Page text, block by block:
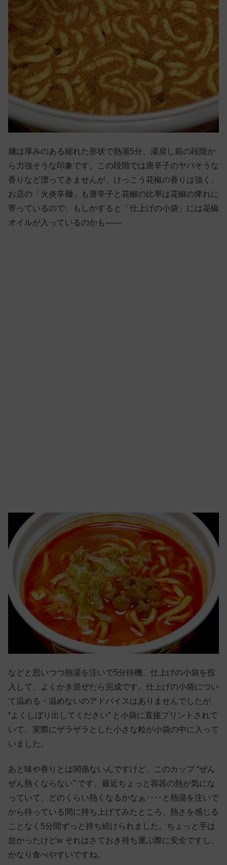
麺は厚みのある縮れた形状で熱湯5分、湯戻し前の段階か
ら力強そうな印象です。この段階では唐辛子のヤバそうな
香りなど漂ってきませんが、けっこう花椒の香りは強く、
お店の「火炎辛麺」も唐辛子と花椒の比率は花椒の痺れに
寄っているので、もしかすると「仕上げの小袋」には花椒
オイルが入っているのかも——
などと思いつつ熱湯を注いで5分待機、仕上げの小袋を投
入して、よくかき混ぜたら完成です。仕上げの小袋につい
て温める・温めないのアドバイスはありませんでしたが、
“よくしぼり出してください” と小袋に直接プリントされて
いて、実際にザラザラとした小さな粒が小袋の中に入って
いました。
あと味や香りとは関係ないんですけど、このカップ “ぜん
ぜん熱くならない” です。最近ちょっと容器の熱が気にな
っていて、どのくらい熱くなるかなぁ‥‥と熱湯を注いで
から待っている間に持ち上げてみたところ、熱さを感じる
ことなく5分間ずっと持ち続けられました。ちょっと手は
怠かったけどw それはさておき持ち運ぶ際に安全ですし、
かなり食べやすいですね。